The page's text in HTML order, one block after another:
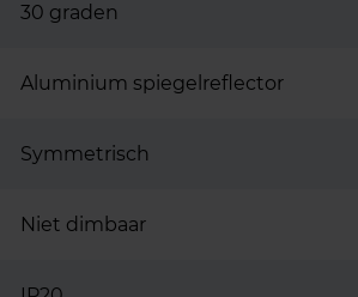
30 graden
Aluminium spiegelreflector
Symmetrisch
Niet dimbaar